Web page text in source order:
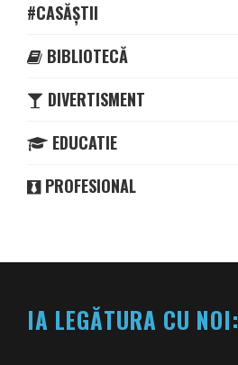
#CASĂȘTII
BIBLIOTECĂ
DIVERTISMENT
EDUCATIE
PROFESIONAL
IA LEGĂTURA CU NOI: